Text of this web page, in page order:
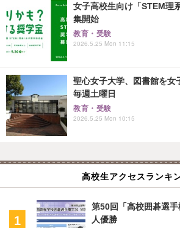
女子高校生向け「STEM理
集開始
教育・受験
2026.5.25 Mon 11:15
聖心女子大学、図書館を
毎週土曜日
教育・受験
2026.5.25 Mon 10:15
高校生アクセスランキ
第50回「高校囲碁選
人優勝